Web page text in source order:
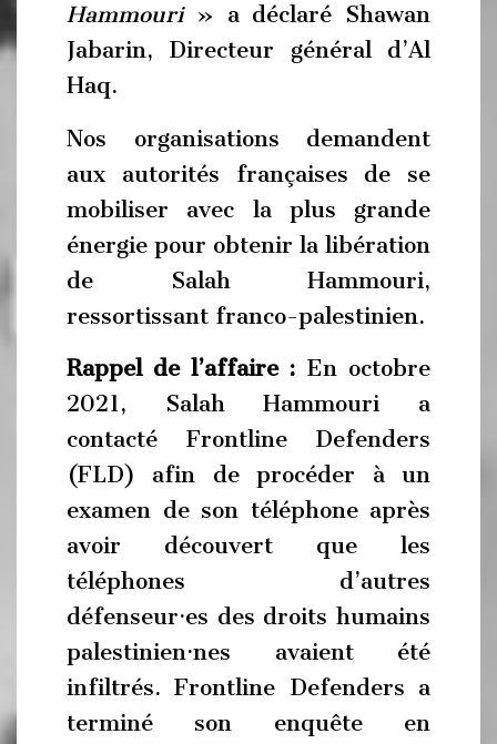
Hammouri» a déclaré Shawan
Jabarin, Directeur général d’Al
Haq.
Nos organisations demandent
aux autorités françaises de se
mobiliser avec la plus grande
énergie pour obtenir la libération
de Salah Hammouri,
ressortissant franco-palestinien.
Rappel de l’affaire : En octobre
2021, Salah Hammouri a
contacté Frontline Defenders
(FLD) afin de procéder à un
examen de son téléphone après
avoir découvert que les
téléphones d’autres
défenseur·es des droits humains
palestinien·nes avaient été
infiltrés. Frontline Defenders a
terminé son enquête en